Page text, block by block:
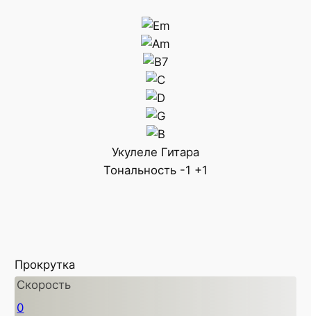
Укулеле Гитара
Тональность -1 +1
Прокрутка
Скорость
0